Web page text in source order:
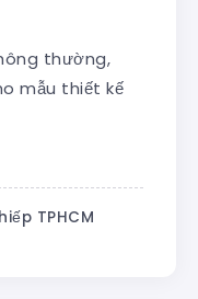
thường,
mẫu thiết kế
TPHCM